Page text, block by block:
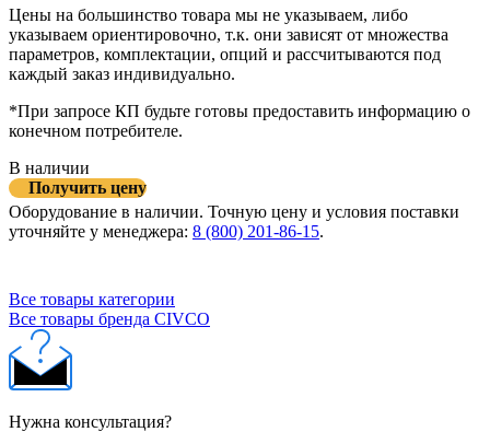
Цены на большинство товара мы не указываем, либо
указываем ориентировочно, т.к. они зависят от множества
параметров, комплектации, опций и рассчитываются под
каждый заказ индивидуально.
*При запросе КП будьте готовы предоставить информацию о
конечном потребителе.
В наличии
Получить цену
Оборудование в наличии. Точную цену и условия поставки
уточняйте у менеджера: 8 (800) 201-86-15.
Все товары категории
Все товары бренда CIVCO
Нужна консультация?